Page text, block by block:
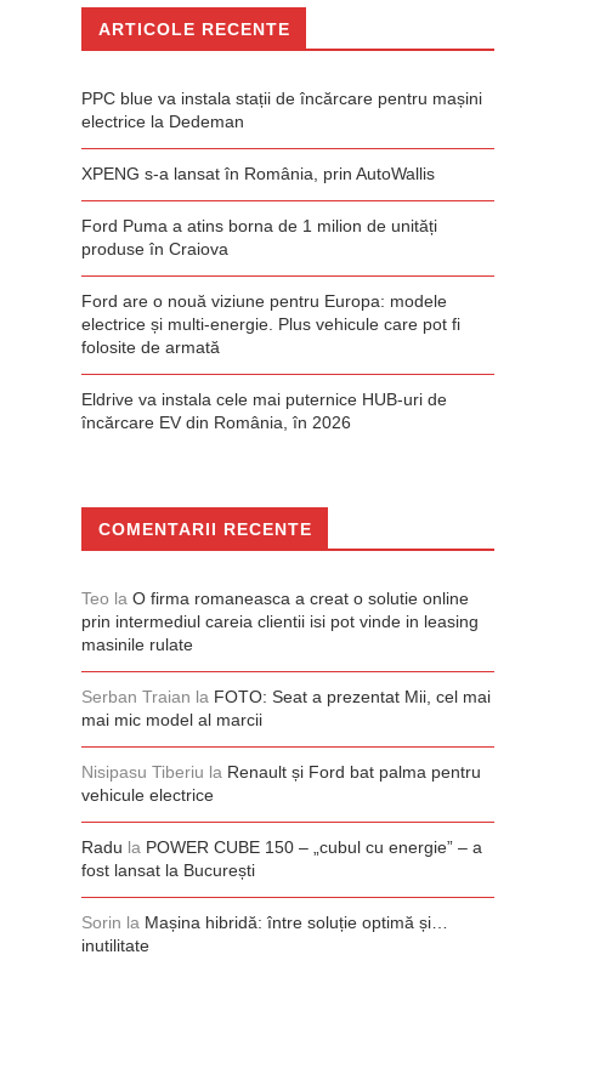
ARTICOLE RECENTE
PPC blue va instala stații de încărcare pentru mașini
electrice la Dedeman
XPENG s-a lansat în România, prin AutoWallis
Ford Puma a atins borna de 1 milion de unități
produse în Craiova
Ford are o nouă viziune pentru Europa: modele
electrice și multi-energie. Plus vehicule care pot fi
folosite de armată
Eldrive va instala cele mai puternice HUB-uri de
încărcare EV din România, în 2026
COMENTARII RECENTE
Teo la O firma romaneasca a creat o solutie online
prin intermediul careia clientii isi pot vinde in leasing
masinile rulate
Serban Traian la FOTO: Seat a prezentat Mii, cel mai
mai mic model al marcii
Nisipasu Tiberiu la Renault și Ford bat palma pentru
vehicule electrice
Radu la POWER CUBE 150 – „cubul cu energie” – a
fost lansat la București
Sorin la Mașina hibridă: între soluție optimă și…
inutilitate